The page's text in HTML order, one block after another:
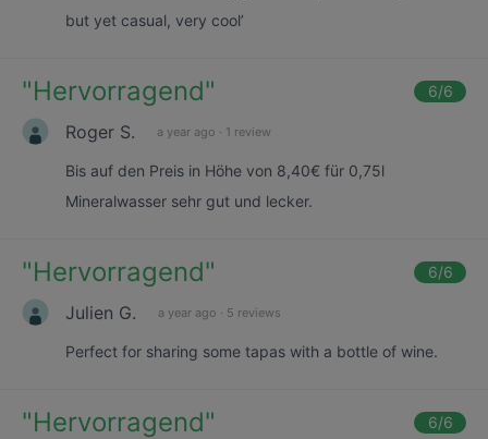
but yet casual, very cool’
"Hervorragend" 6/6
Roger S. a year ago · 1 review
Bis auf den Preis in Höhe von 8,40€ für 0,75l
Mineralwasser sehr gut und lecker.
"Hervorragend" 6/6
Julien G. a year ago · 5 reviews
Perfect for sharing some tapas with a bottle of wine.
"Hervorragend" 6/6